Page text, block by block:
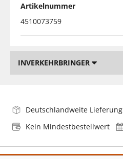
Artikelnummer
4510073759
INVERKEHRBRINGER
Deutschlandweite Lieferung
Kein Mindestbestellwert